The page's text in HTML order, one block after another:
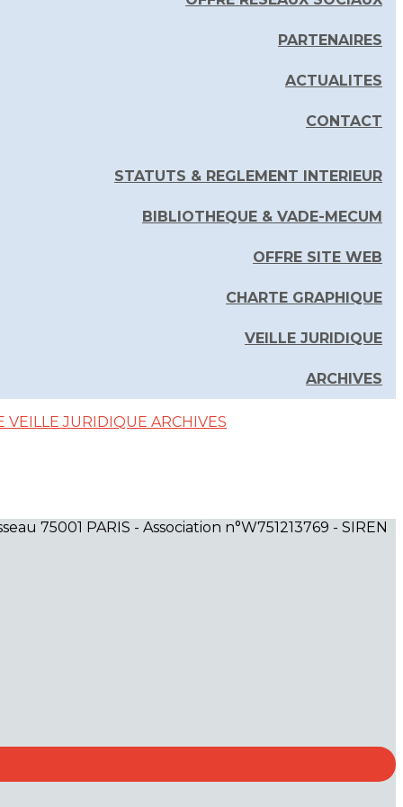
PARTENAIRES
ACTUALITES
CONTACT
STATUTS & REGLEMENT INTERIEUR
BIBLIOTHEQUE & VADE-MECUM
OFFRE SITE WEB
CHARTE GRAPHIQUE
VEILLE JURIDIQUE
ARCHIVES
VEILLE JURIDIQUE ARCHIVES
75001 PARIS - Association n°W751213769 - SIREN